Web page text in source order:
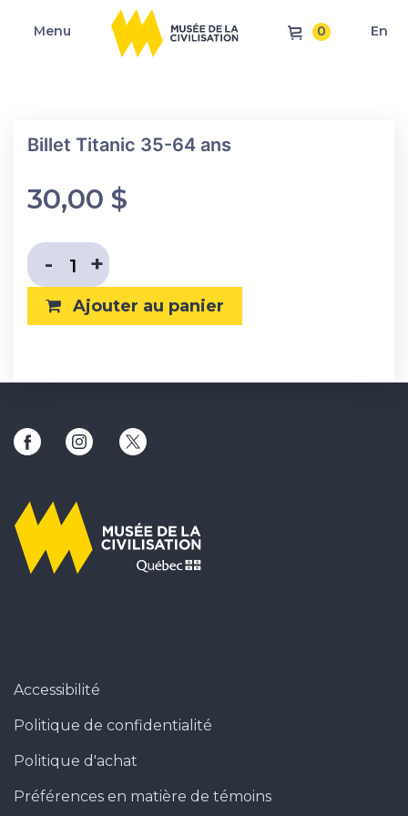
Menu 0 En
Billet Titanic 35-64 ans
30,00 $
- Diminuer la quantité
+Augmenter la quantité
Ajouter au panier
Ce lien ouvrira une nouvelle fenêtre
Ce lien ouvrira une nouvelle fenêtre
Ce lien ouvrira une nouvelle
Accessibilité
Politique de confidentialité
Politique d'achat
Préférences en matière de témoins